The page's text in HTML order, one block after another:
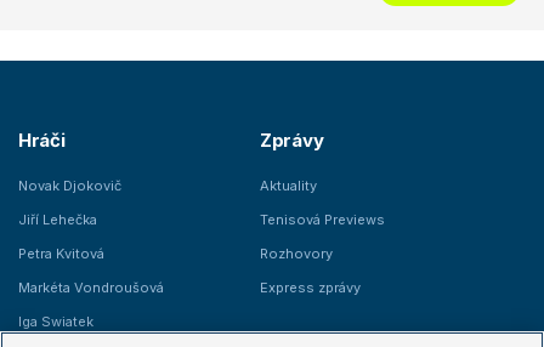
Hráči
Novak Djokovič
Jiří Lehečka
Petra Kvitová
Markéta Vondroušová
Iga Swiatek
Zprávy
Aktuality
Tenisová Previews
Rozhovory
Express zprávy